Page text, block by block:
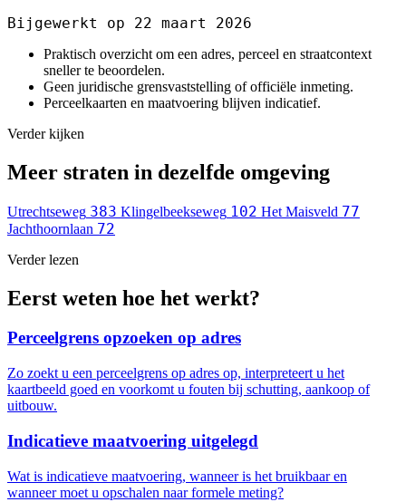
Bijgewerkt op 22 maart 2026
Praktisch overzicht om een adres, perceel en straatcontext
sneller te beoordelen.
Geen juridische grensvaststelling of officiële inmeting.
Perceelkaarten en maatvoering blijven indicatief.
Verder kijken
Meer straten in dezelfde omgeving
Utrechtseweg 383 Klingelbeekseweg 102 Het Maisveld 77
Jachthoornlaan 72
Verder lezen
Eerst weten hoe het werkt?
Perceelgrens opzoeken op adres
Zo zoekt u een perceelgrens op adres op, interpreteert u het
kaartbeeld goed en voorkomt u fouten bij schutting, aankoop of
uitbouw.
Indicatieve maatvoering uitgelegd
Wat is indicatieve maatvoering, wanneer is het bruikbaar en
wanneer moet u opschalen naar formele meting?